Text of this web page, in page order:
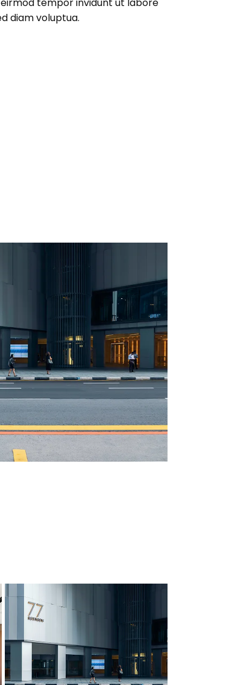
diam voluptua.